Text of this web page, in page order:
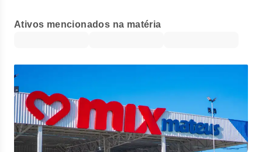
Ativos mencionados na matéria